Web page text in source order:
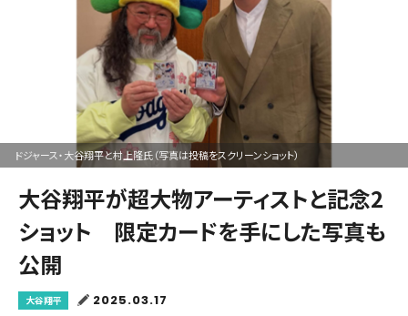
ドジャース・大谷翔平と村上隆氏（写真は投稿をスクリーンショット）
大谷翔平が超大物アーティストと記念2
ショット 限定カードを手にした写真も
公開
大谷翔平 2025.03.17